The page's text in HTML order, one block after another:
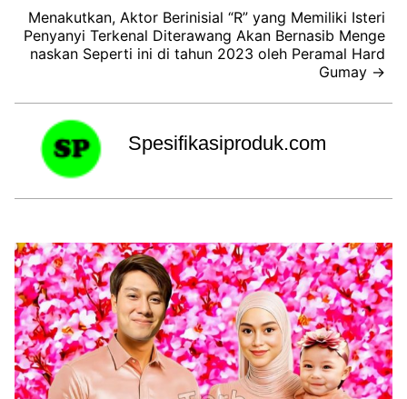
Menakutkan, Aktor Berinisial “R” yang Memiliki Isteri
Penyanyi Terkenal Diterawang Akan Bernasib Menge
naskan Seperti ini di tahun 2023 oleh Peramal Hard
Gumay →
Spesifikasiproduk.com